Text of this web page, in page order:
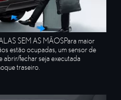
SEM AS MÃOS​ Para maior
estão ocupadas, um sensor de
abrir/fechar seja executada
traseiro.​